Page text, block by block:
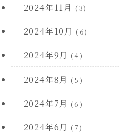
2024年11月 (3)
2024年10月 (6)
2024年9月 (4)
2024年8月 (5)
2024年7月 (6)
2024年6月 (7)